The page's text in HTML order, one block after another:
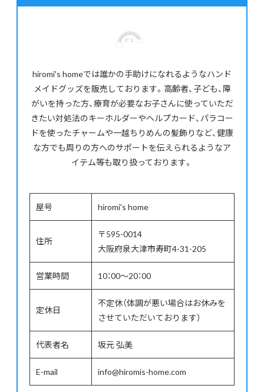
hiromi's homeでは誰かの手助けになれるようなハンド
メイドグッズを販売しております。高齢者、子ども、障
がいを持った方、療育が必要なお子さんに使っていただ
きたい対処法のキーホルダーやヘルプカード、パラコー
ドを使ったチャームや一越ちりめんの髪飾りなど、健康
な方でも周りの方へのサポートを伝えられるようなア
イテム等も取り扱っております。
屋号 hiromi's home
住所
〒595-0014
大阪府泉大津市寿町4-31-205
営業時間 10：00～20：00
定休日
不定休（体調が悪い場合はお休みを
させていただいております）
代表者名 坂元 弘美
E-mail info@hiromis-home.com